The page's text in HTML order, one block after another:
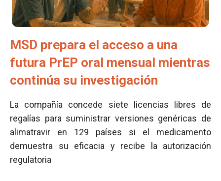
MSD prepara el acceso a una
futura PrEP oral mensual mientras
continúa su investigación
La compañía concede siete licencias libres de
regalías para suministrar versiones genéricas de
alimatravir en 129 países si el medicamento
demuestra su eficacia y recibe la autorización
regulatoria